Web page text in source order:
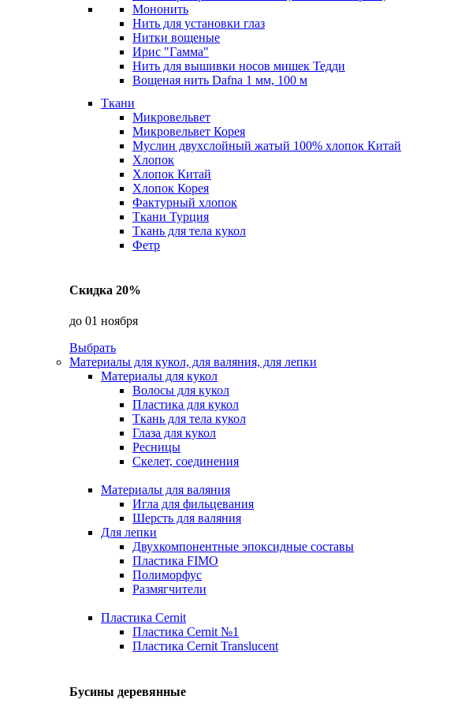
Мононить
Нить для установки глаз
Нитки вощеные
Ирис "Гамма"
Нить для вышивки носов мишек Тедди
Вощеная нить Dafna 1 мм, 100 м
Ткани
Микровельвет
Микровельвет Корея
Муслин двухслойный жатый 100% хлопок Китай
Хлопок
Хлопок Китай
Хлопок Корея
Фактурный хлопок
Ткани Турция
Ткань для тела кукол
Фетр
Скидка 20%
до 01 ноября
Выбрать
Материалы для кукол, для валяния, для лепки
Материалы для кукол
Волосы для кукол
Пластика для кукол
Ткань для тела кукол
Глаза для кукол
Ресницы
Скелет, соединения
Материалы для валяния
Игла для фильцевания
Шерсть для валяния
Для лепки
Двухкомпонентные эпоксидные составы
Пластика FIMO
Полиморфус
Размягчители
Пластика Cernit
Пластика Cernit №1
Пластика Cernit Translucent
Бусины деревянные